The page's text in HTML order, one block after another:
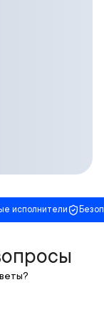
исполнители